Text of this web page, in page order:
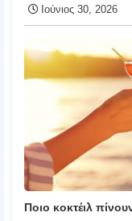
Ιούνιος 30, 2026
Ποιο κοκτέιλ